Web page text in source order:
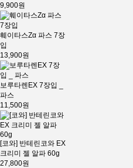
9,900원
훼이타스Zα 파스 7장
입
13,900원
보루타렌EX 7장입 _
파스
11,500원
[코와] 반테린코와 EX
크리미 젤 알파 60g
27,800원